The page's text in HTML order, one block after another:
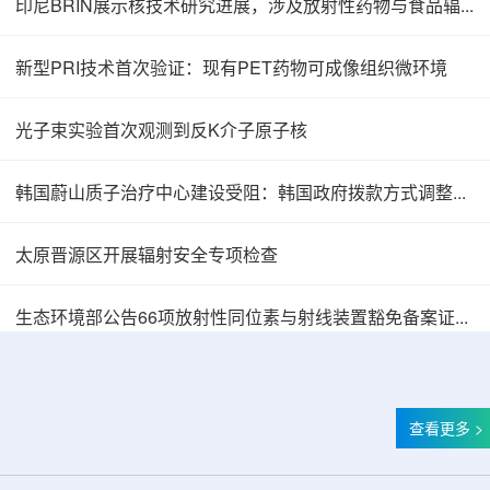
印尼BRIN展示核技术研究进展，涉及放射性药物与食品辐照应用
新型PRI技术首次验证：现有PET药物可成像组织微环境
光子束实验首次观测到反K介子原子核
韩国蔚山质子治疗中心建设受阻：韩国政府拨款方式调整影响项目推进
太原晋源区开展辐射安全专项检查
生态环境部公告66项放射性同位素与射线装置豁免备案证明文件
查看更多 >